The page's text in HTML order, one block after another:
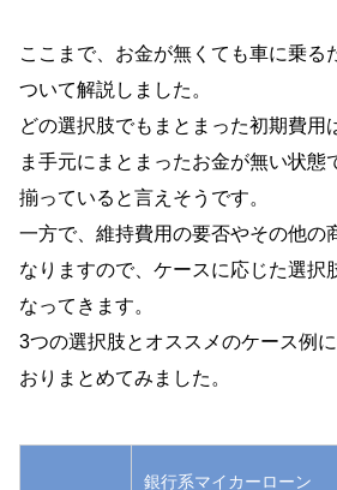
ここまで、お金が無くても車に乗る
ついて解説しました。
どの選択肢でもまとまった初期費用
ま手元にまとまったお金が無い状態
揃っていると言えそうです。
一方で、維持費用の要否やその他の
なりますので、ケースに応じた選択
なってきます。
3つの選択肢とオススメのケース例
おりまとめてみました。
銀行系マイカーローン